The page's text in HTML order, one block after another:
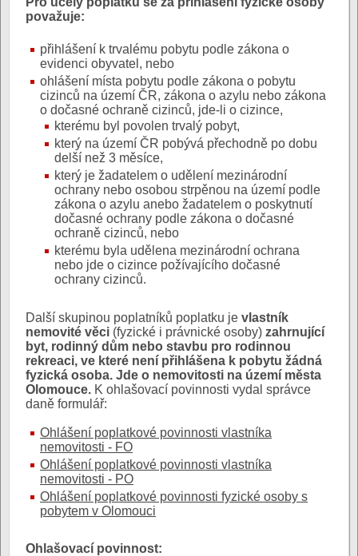
považuje:
přihlášení k trvalému pobytu podle zákona o
evidenci obyvatel, nebo
ohlášení místa pobytu podle zákona o pobytu
cizinců na území ČR, zákona o azylu nebo zákona
o dočasné ochraně cizinců, jde-li o cizince,
kterému byl povolen trvalý pobyt,
který na území ČR pobývá přechodně po dobu
delší než 3 měsíce,
který je žadatelem o udělení mezinárodní
ochrany nebo osobou strpěnou na území podle
zákona o azylu anebo žadatelem o poskytnutí
dočasné ochrany podle zákona o dočasné
ochraně cizinců, nebo
kterému byla udělena mezinárodní ochrana
nebo jde o cizince požívajícího dočasné
ochrany cizinců.
Další skupinou poplatníků poplatku je vlastník
nemovité věci (fyzické i právnické osoby) zahrnující
byt, rodinný dům nebo stavbu pro rodinnou
rekreaci, ve které není přihlášena k pobytu žádná
fyzická osoba. Jde o nemovitosti na území města
Olomouce. K ohlašovací povinnosti vydal správce
daně formulář:
Ohlášení poplatkové povinnosti vlastníka
nemovitosti - FO
Ohlášení poplatkové povinnosti vlastníka
nemovitosti - PO
Ohlášení poplatkové povinnosti fyzické osoby s
pobytem v Olomouci
Ohlašovací povinnost: